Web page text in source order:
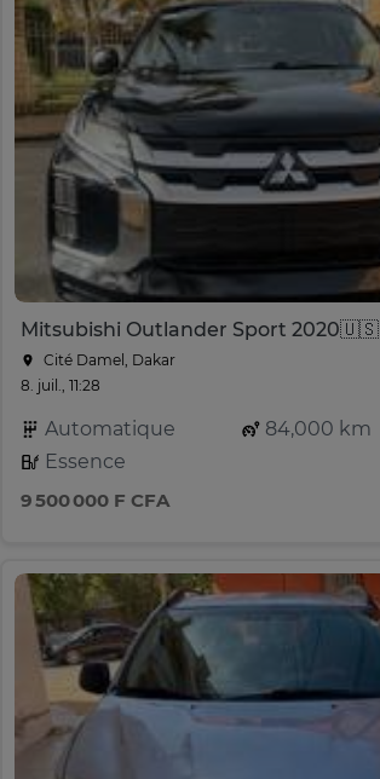
Mitsubishi Outlander Sport 2020🇺🇸
Cité Damel, Dakar
8. juil., 11:28
Automatique
84,000 km
Essence
9 500 000 F CFA